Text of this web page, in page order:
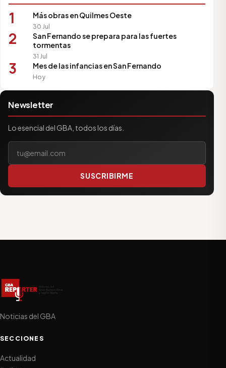
1 Más obras en Quilmes Oeste
30 Jul
2
San Fernando se prepara para las fuertes
tormentas
31 Jul
3 Mes de las infancias en San Fernando
Hoy
Newsletter
Lo esencial del GBA, todos los días.
SUSCRIBIRME
Noticias del GBA
SECCIONES
Actualidad